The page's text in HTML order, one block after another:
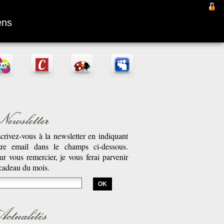
vous à la newsletter en indiquant
email dans le champs ci-dessous.
vous remercier, je vous ferai parvenir
du mois.
d’une pièce radiophonique de
Desnos illustrant la véritable saga
l’histoire de Fantômas. Cette série...